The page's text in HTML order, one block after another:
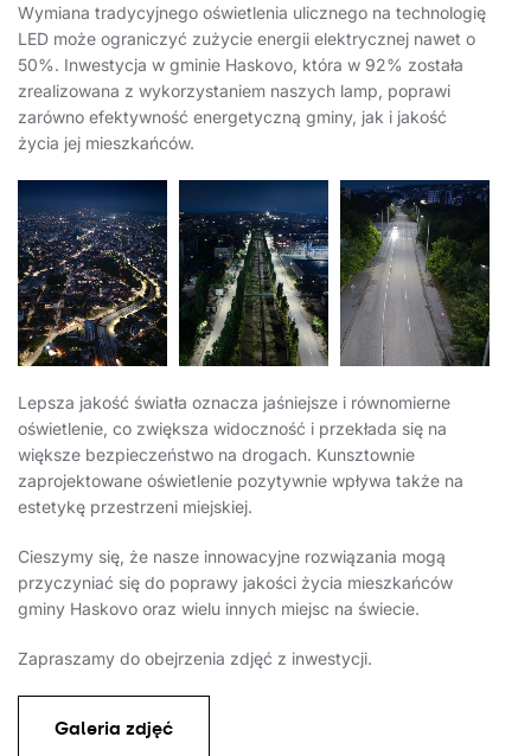
Wymiana tradycyjnego oświetlenia ulicznego na technologię
LED może ograniczyć zużycie energii elektrycznej nawet o
50%. Inwestycja w gminie Haskovo, która w 92% została
zrealizowana z wykorzystaniem naszych lamp, poprawi
zarówno efektywność energetyczną gminy, jak i jakość
życia jej mieszkańców.
Lepsza jakość światła oznacza jaśniejsze i równomierne
oświetlenie, co zwiększa widoczność i przekłada się na
większe bezpieczeństwo na drogach. Kunsztownie
zaprojektowane oświetlenie pozytywnie wpływa także na
estetykę przestrzeni miejskiej.
Cieszymy się, że nasze innowacyjne rozwiązania mogą
przyczyniać się do poprawy jakości życia mieszkańców
gminy Haskovo oraz wielu innych miejsc na świecie.
Zapraszamy do obejrzenia zdjęć z inwestycji.
Galeria zdjęć